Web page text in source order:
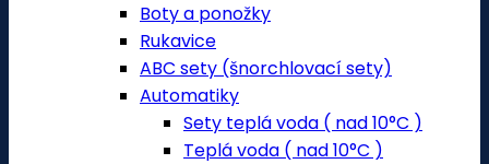
Boty a ponožky
Rukavice
ABC sety (šnorchlovací sety)
Automatiky
Sety teplá voda ( nad 10°C )
Teplá voda ( nad 10°C )